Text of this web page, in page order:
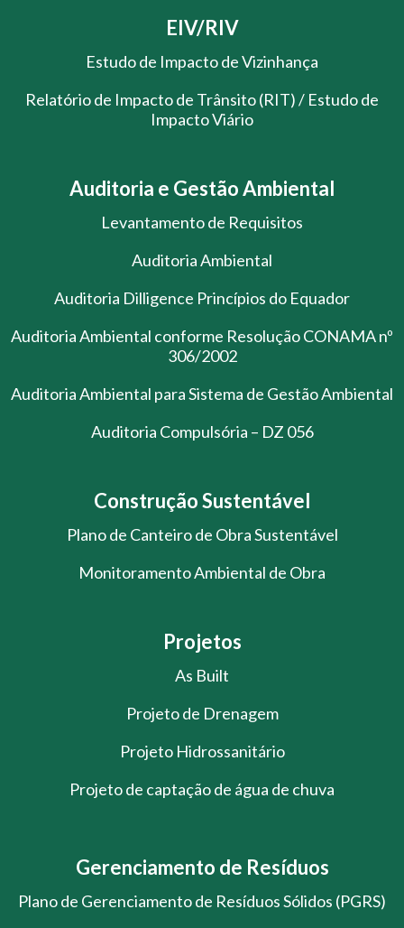
EIV/RIV
Estudo de Impacto de Vizinhança
Relatório de Impacto de Trânsito (RIT) / Estudo de
Impacto Viário
Auditoria e Gestão Ambiental
Levantamento de Requisitos
Auditoria Ambiental
Auditoria Dilligence Princípios do Equador
Auditoria Ambiental conforme Resolução CONAMA nº
306/2002
Auditoria Ambiental para Sistema de Gestão Ambiental
Auditoria Compulsória – DZ 056
Construção Sustentável
Plano de Canteiro de Obra Sustentável
Monitoramento Ambiental de Obra
Projetos
As Built
Projeto de Drenagem
Projeto Hidrossanitário
Projeto de captação de água de chuva
Gerenciamento de Resíduos
Plano de Gerenciamento de Resíduos Sólidos (PGRS)